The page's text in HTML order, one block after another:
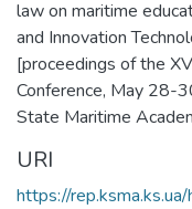
law on maritime
and Innovation
[proceedings of the
Conference, May 28-
State Maritime
URI
https://